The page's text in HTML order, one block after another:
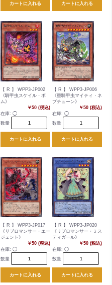
カートに入れる カートに入れる
【 R 】 WPP3-JP002
《騎甲虫スケイル・ボ
ム》
￥50 (税込)
在庫: ◯
数量
カートに入れる
【 R 】 WPP3-JP006
《重騎甲虫マイティ・ネ
プチューン》
￥50 (税込)
在庫: ◯
数量
カートに入れる
【 R 】 WPP3-JP017
《リブロマンサー・エー
ジェント》
￥50 (税込)
在庫: ◯
数量
カートに入れる
【 R 】 WPP3-JP020
《リブロマンサー・ミス
ティガール》
￥50 (税込)
在庫: ◯
数量
カートに入れる